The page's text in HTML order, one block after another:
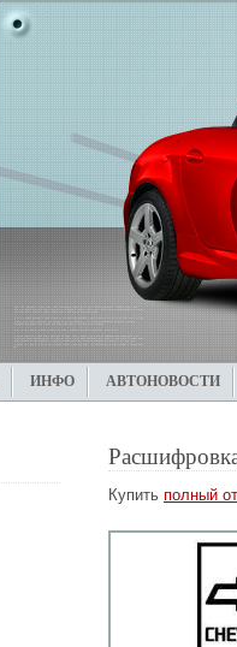
ИНФО АВТОНОВОСТИ
Купить полный